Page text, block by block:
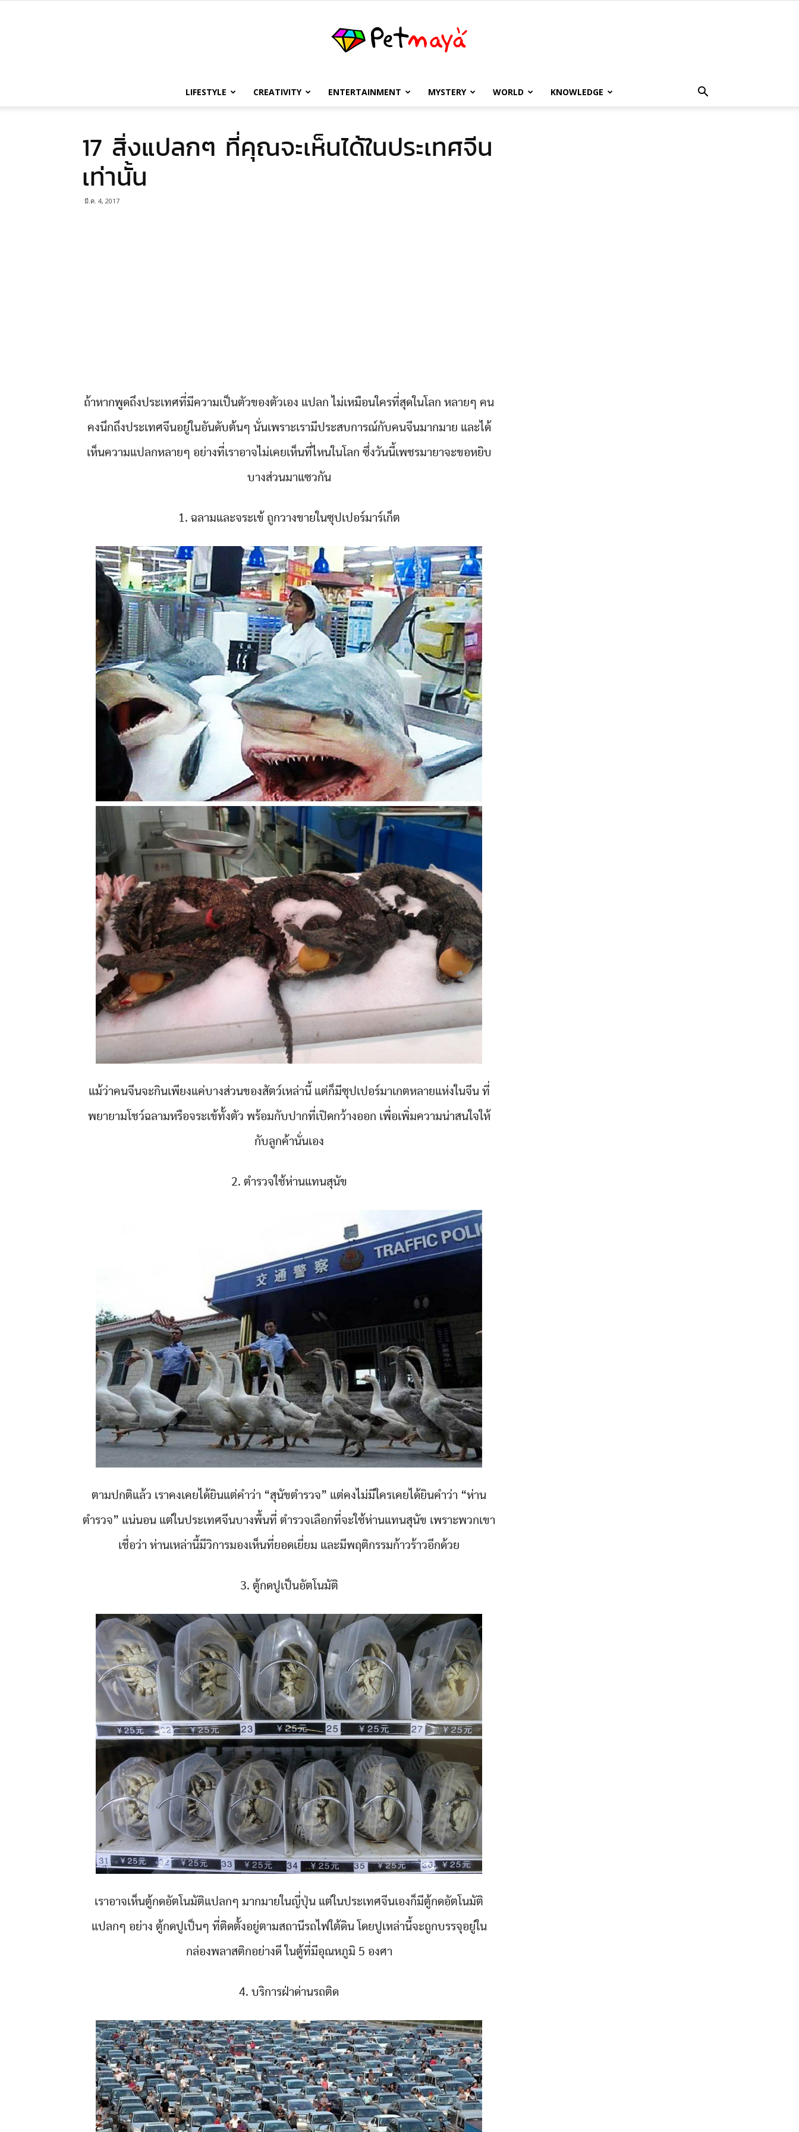
เพชร
LIFESTYLE CREATIVITY ENTERTAINMENT MYSTERY WORLD KNOWLEDGE
17 สิ่งแปลกๆ ที่คุณจะเห็นได้ในประเทศจีน
เท่านั้น
มี.ค. 4, 2017
ถ้าหากพูดถึงประเทศที่มีความเป็นตัวของตัวเอง แปลก ไม่เหมือนใครที่สุดในโลก หลายๆ คน
คงนึกถึงประเทศจีนอยู่ในอันดับต้นๆ นั่นเพราะเรามีประสบการณ์กับคนจีนมากมาย และได้
เห็นความแปลกหลายๆ อย่างที่เราอาจไม่เคยเห็นที่ไหนในโลก ซึ่งวันนี้เพชรมายาจะขอหยิบ
บางส่วนมาแซวกัน
1. ฉลามและจระเข้ ถูกวางขายในซุปเปอร์มาร์เก็ต
แม้ว่าคนจีนจะกินเพียงแค่บางส่วนของสัตว์เหล่านี้ แต่ก็มีซุปเปอร์มาเกตหลายแห่งในจีน ที่
พยายามโชว์ฉลามหรือจระเข้ทั้งตัว พร้อมกับปากที่เปิดกว้างออก เพื่อเพิ่มความน่าสนใจให้
กับลูกค้านั่นเอง
2. ตำรวจใช้ห่านแทนสุนัข
ตามปกติแล้ว เราคงเคยได้ยินแต่คำว่า “สุนัขตำรวจ” แต่คงไม่มีใครเคยได้ยินคำว่า “ห่าน
ตำรวจ” แน่นอน แต่ในประเทศจีนบางพื้นที่ ตำรวจเลือกที่จะใช้ห่านแทนสุนัข เพราะพวกเขา
เชื่อว่า ห่านเหล่านี้มีวิการมองเห็นที่ยอดเยี่ยม และมีพฤติกรรมก้าวร้าวอีกด้วย
3. ตู้กดปูเป็นอัตโนมัติ
เราอาจเห็นตู้กดอัตโนมัติแปลกๆ มากมายในญี่ปุ่น แต่ในประเทศจีนเองก็มีตู้กดอัตโนมัติ
แปลกๆ อย่าง ตู้กดปูเป็นๆ ที่ติดตั้งอยู่ตามสถานีรถไฟใต้ดิน โดยปูเหล่านี้จะถูกบรรจุอยู่ใน
กล่องพลาสติกอย่างดี ในตู้ที่มีอุณหภูมิ 5 องศา
4. บริการฝ่าด่านรถติด